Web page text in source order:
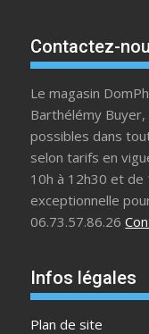
Contactez-
Le magasin
Barthélémy
possibles dans
selon tarifs en
10h à 12h30 et
exceptionnelle
06.73.57.86.26
Infos légales
Plan de site